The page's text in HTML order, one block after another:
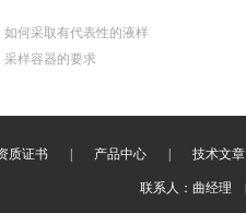
如何采取有代表性的液样
采样容器的要求
质证书 | 产品中心 | 技术文章
联系人：曲经理